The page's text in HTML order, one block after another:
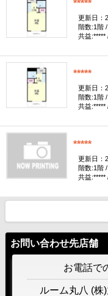
*****
更新日：
階数:1階
共益:*****
*****
更新日：
階数:1階
共益:*****
*****
更新日：
階数:1階
共益:*****
お問い合わせ先店舗
お電話で
ルーム丸八 (株